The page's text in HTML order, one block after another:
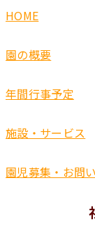
HOME
園の概要
年間行事予定
施設・サービス
園児募集・お問